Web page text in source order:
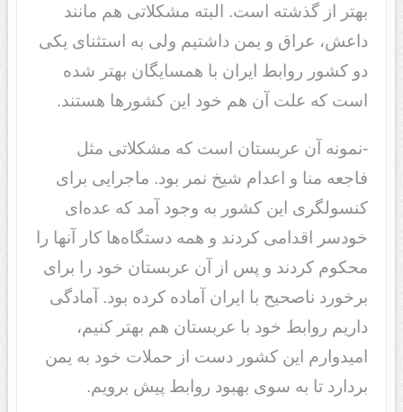
بهتر از گذشته است. البته مشکلاتی هم مانند
داعش، عراق و یمن داشتیم ولی به استثنای یکی
دو کشور روابط ایران با همسایگان بهتر شده
است که علت آن هم خود این کشورها هستند.
-نمونه آن عربستان است که مشکلاتی مثل
فاجعه منا و اعدام شیخ نمر بود. ماجرایی برای
کنسولگری این کشور به وجود آمد که عده‌ای
خودسر اقدامی کردند و همه دستگاه‌ها کار آنها را
محکوم کردند و پس از آن عربستان خود را برای
برخورد ناصحیح با ایران آماده کرده بود. آمادگی
داریم روابط خود با عربستان هم بهتر کنیم،
امیدوارم این کشور دست از حملات خود به یمن
بردارد تا به سوی بهبود روابط پیش برویم.